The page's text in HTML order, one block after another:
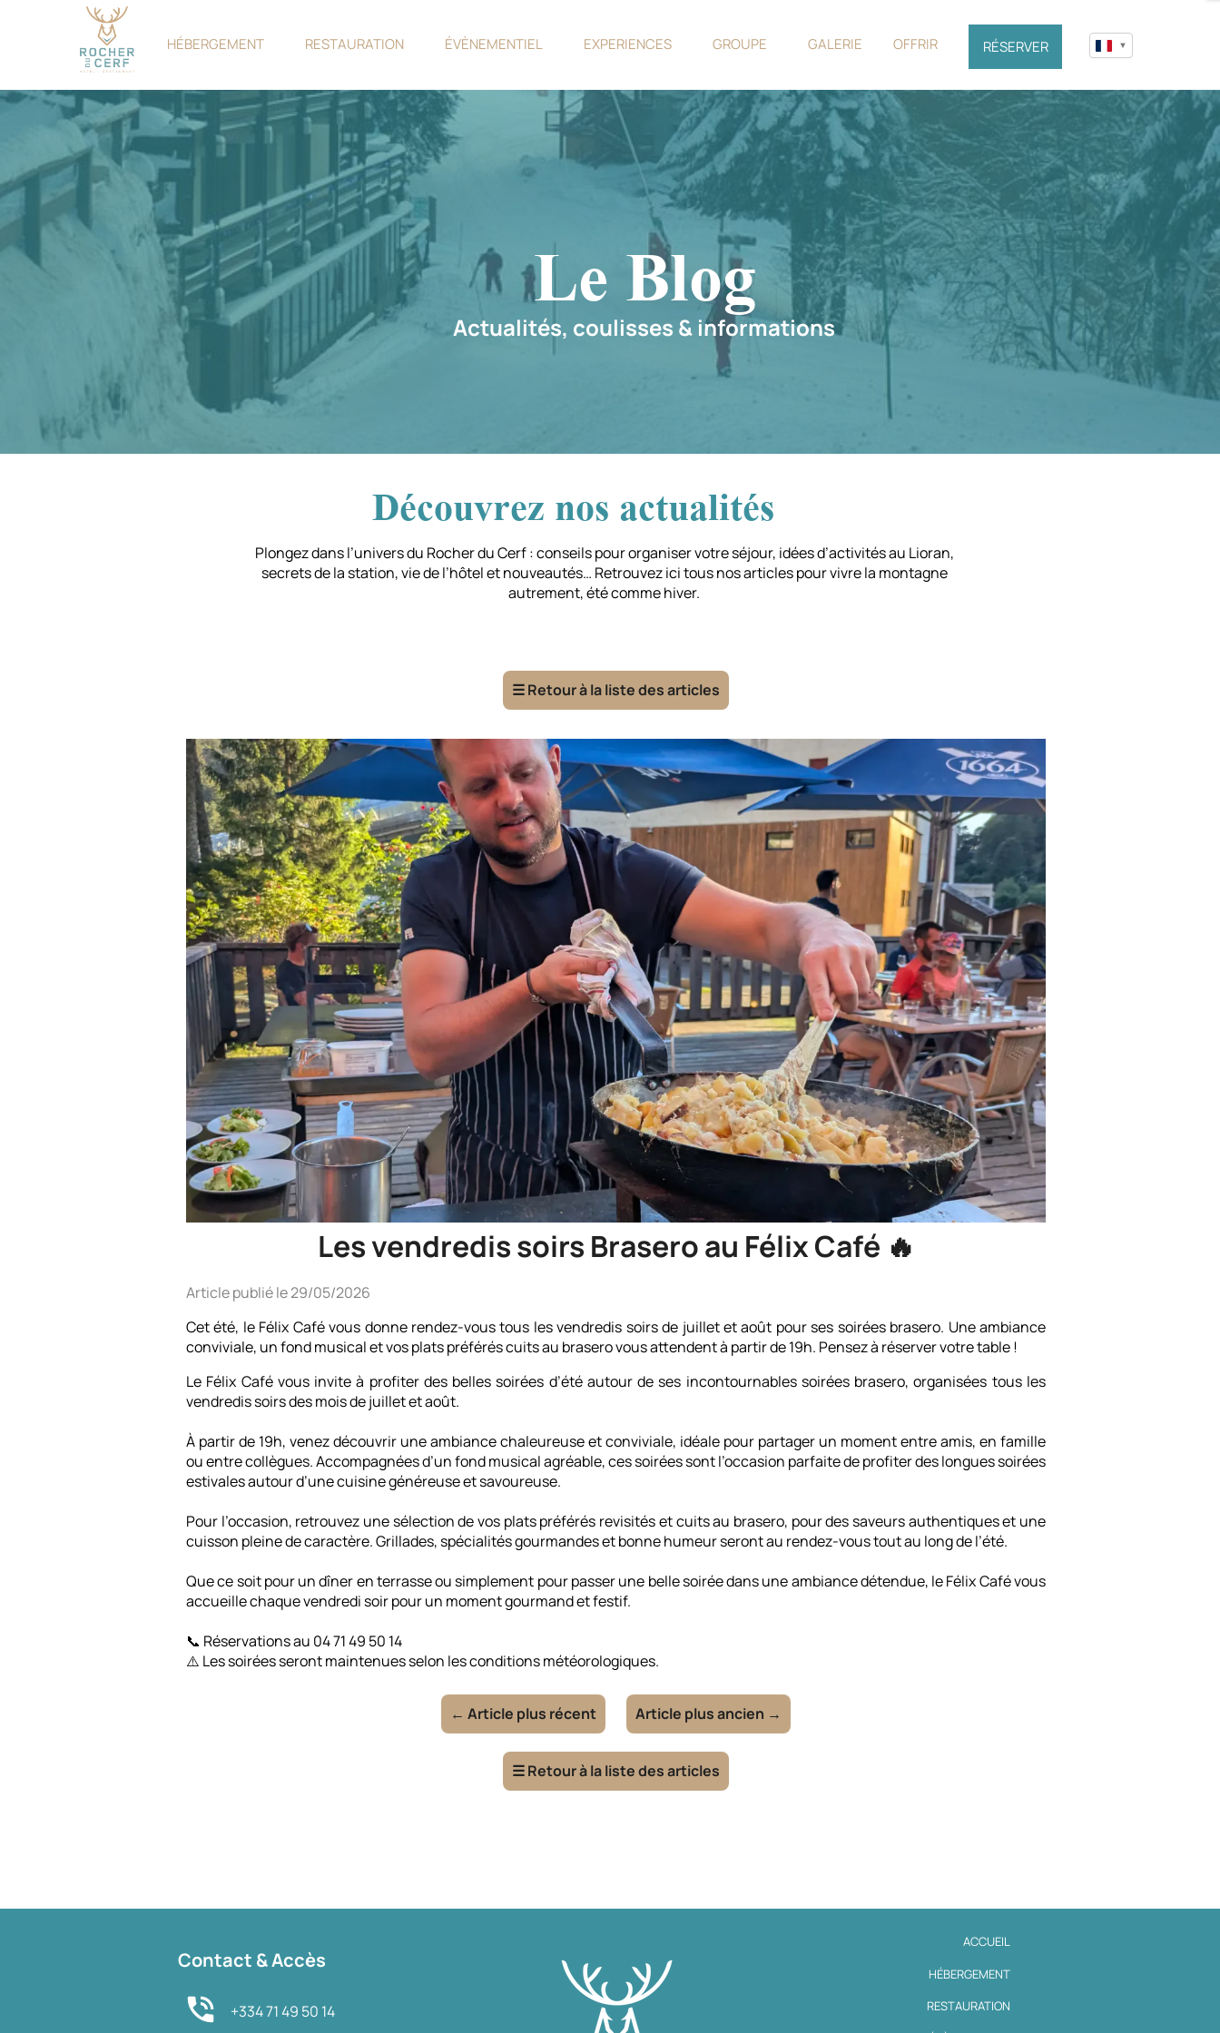
RÉSERVER
HÉBERGEMENT RESTAURATION ÉVÈNEMENTIEL EXPERIENCES GROUPE GALERIE
ACCUEIL
HÉBERGEMENT
RESTAURATION
phone_in_talk +334 71 49 50 14
Contact & Accès
OFFRIR
Le Blog
Actualités, coulisses & informations
Découvrez nos actualités
Plongez dans l’univers du Rocher du Cerf : conseils pour organiser votre séjour, idées d’activités au Lioran,
secrets de la station, vie de l’hôtel et nouveautés… Retrouvez ici tous nos articles pour vivre la montagne
autrement, été comme hiver.
☰Retour à la liste des articles
Les vendredis soirs Brasero au Félix Café 🔥
Article publié le 29/05/2026
Cet été, le Félix Café vous donne rendez-vous tous les vendredis soirs de juillet et août pour ses soirées brasero. Une ambiance
conviviale, un fond musical et vos plats préférés cuits au brasero vous attendent à partir de 19h. Pensez à réserver votre table !
Le Félix Café vous invite à profiter des belles soirées d’été autour de ses incontournables soirées brasero, organisées tous les
vendredis soirs des mois de juillet et août.
À partir de 19h, venez découvrir une ambiance chaleureuse et conviviale, idéale pour partager un moment entre amis, en famille
ou entre collègues. Accompagnées d’un fond musical agréable, ces soirées sont l’occasion parfaite de profiter des longues soirées
estivales autour d’une cuisine généreuse et savoureuse.
Pour l’occasion, retrouvez une sélection de vos plats préférés revisités et cuits au brasero, pour des saveurs authentiques et une
cuisson pleine de caractère. Grillades, spécialités gourmandes et bonne humeur seront au rendez-vous tout au long de l’été.
Que ce soit pour un dîner en terrasse ou simplement pour passer une belle soirée dans une ambiance détendue, le Félix Café vous
accueille chaque vendredi soir pour un moment gourmand et festif.
📞 Réservations au 04 71 49 50 14
⚠️ Les soirées seront maintenues selon les conditions météorologiques.
← Article plus récent Article plus ancien →
☰Retour à la liste des articles